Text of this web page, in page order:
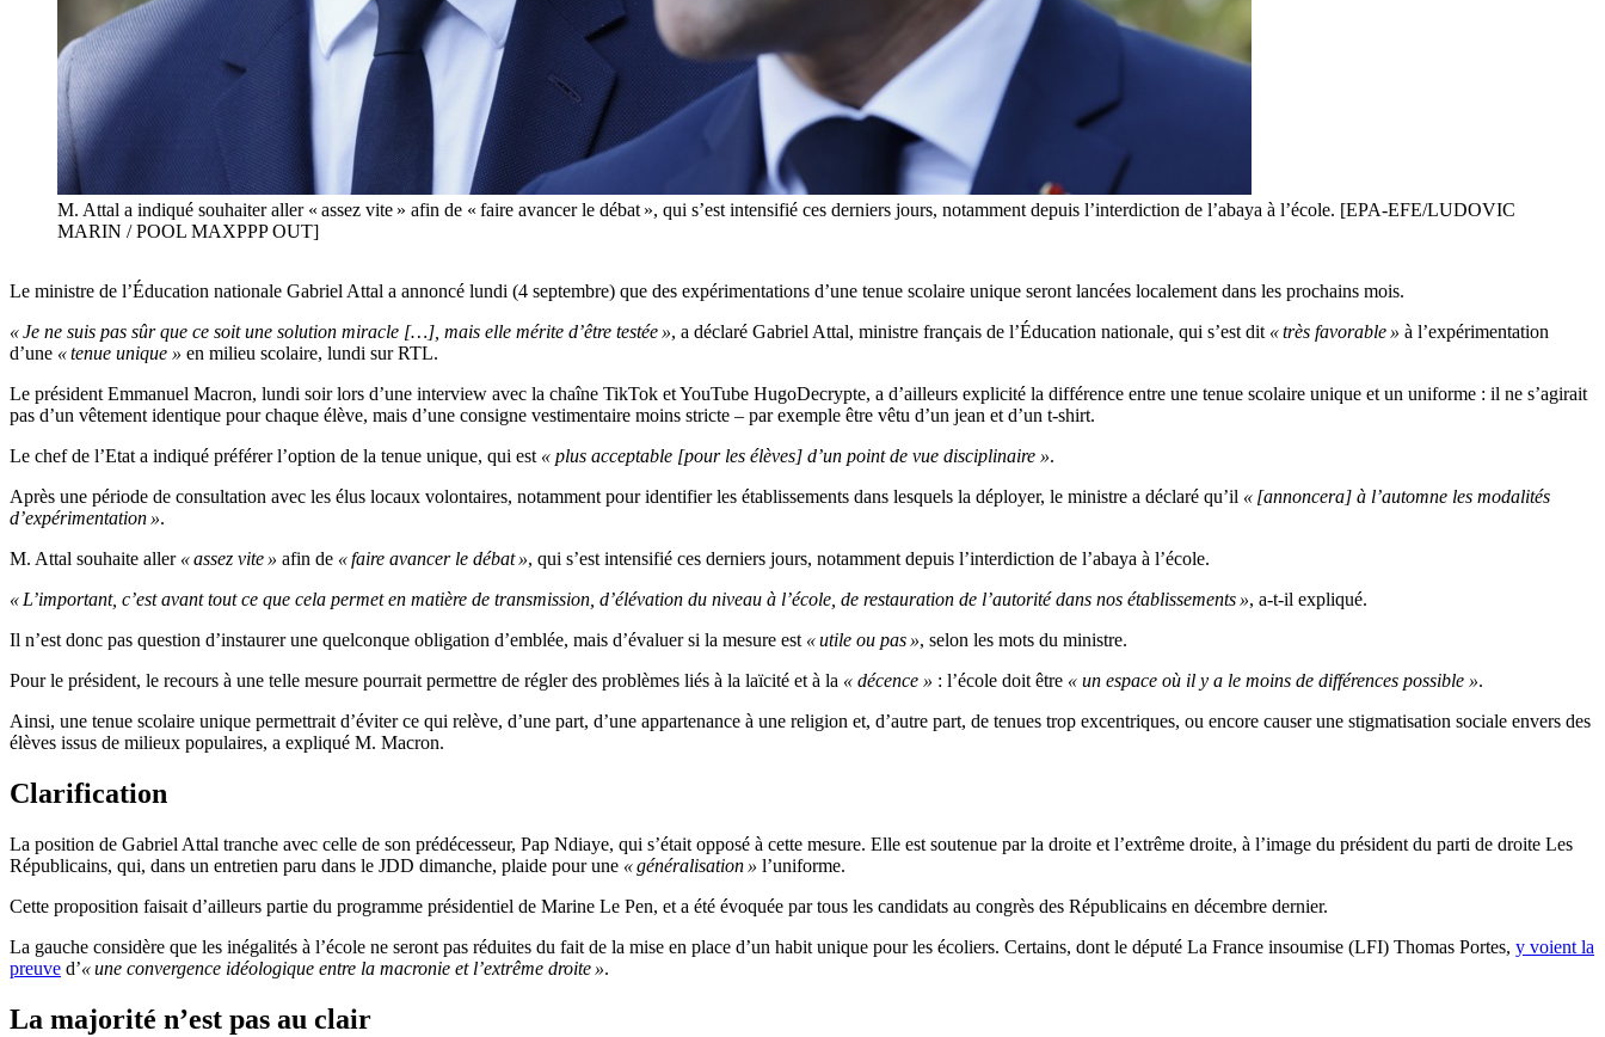
M. Attal a indiqué souhaiter aller « assez vite » afin de « faire avancer le débat », qui s’est intensifié ces derniers jours, notamment depuis l’interdiction de l’abaya à l’école. [EPA-EFE/LUDOVIC
MARIN / POOL MAXPPP OUT]
Le ministre de l’Éducation nationale Gabriel Attal a annoncé lundi (4 septembre) que des expérimentations d’une tenue scolaire unique seront lancées localement dans les prochains mois.
« Je ne suis pas sûr que ce soit une solution miracle […], mais elle mérite d’être testée », a déclaré Gabriel Attal, ministre français de l’Éducation nationale, qui s’est dit « très favorable » à l’expérimentation
d’une « tenue unique » en milieu scolaire, lundi sur RTL.
Le président Emmanuel Macron, lundi soir lors d’une interview avec la chaîne TikTok et YouTube HugoDecrypte, a d’ailleurs explicité la différence entre une tenue scolaire unique et un uniforme : il ne s’agirait
pas d’un vêtement identique pour chaque élève, mais d’une consigne vestimentaire moins stricte – par exemple être vêtu d’un jean et d’un t-shirt.
Le chef de l’Etat a indiqué préférer l’option de la tenue unique, qui est « plus acceptable [pour les élèves] d’un point de vue disciplinaire ».
Après une période de consultation avec les élus locaux volontaires, notamment pour identifier les établissements dans lesquels la déployer, le ministre a déclaré qu’il « [annoncera] à l’automne les modalités
d’expérimentation ».
M. Attal souhaite aller « assez vite » afin de « faire avancer le débat », qui s’est intensifié ces derniers jours, notamment depuis l’interdiction de l’abaya à l’école.
« L’important, c’est avant tout ce que cela permet en matière de transmission, d’élévation du niveau à l’école, de restauration de l’autorité dans nos établissements », a-t-il expliqué.
Il n’est donc pas question d’instaurer une quelconque obligation d’emblée, mais d’évaluer si la mesure est « utile ou pas », selon les mots du ministre.
Pour le président, le recours à une telle mesure pourrait permettre de régler des problèmes liés à la laïcité et à la « décence » : l’école doit être « un espace où il y a le moins de différences possible ».
Ainsi, une tenue scolaire unique permettrait d’éviter ce qui relève, d’une part, d’une appartenance à une religion et, d’autre part, de tenues trop excentriques, ou encore causer une stigmatisation sociale envers des
élèves issus de milieux populaires, a expliqué M. Macron.
Clarification
La position de Gabriel Attal tranche avec celle de son prédécesseur, Pap Ndiaye, qui s’était opposé à cette mesure. Elle est soutenue par la droite et l’extrême droite, à l’image du président du parti de droite Les
Républicains, qui, dans un entretien paru dans le JDD dimanche, plaide pour une « généralisation » l’uniforme.
Cette proposition faisait d’ailleurs partie du programme présidentiel de Marine Le Pen, et a été évoquée par tous les candidats au congrès des Républicains en décembre dernier.
La gauche considère que les inégalités à l’école ne seront pas réduites du fait de la mise en place d’un habit unique pour les écoliers. Certains, dont le député La France insoumise (LFI) Thomas Portes, y voient la
preuve d’« une convergence idéologique entre la macronie et l’extrême droite ».
La majorité n’est pas au clair